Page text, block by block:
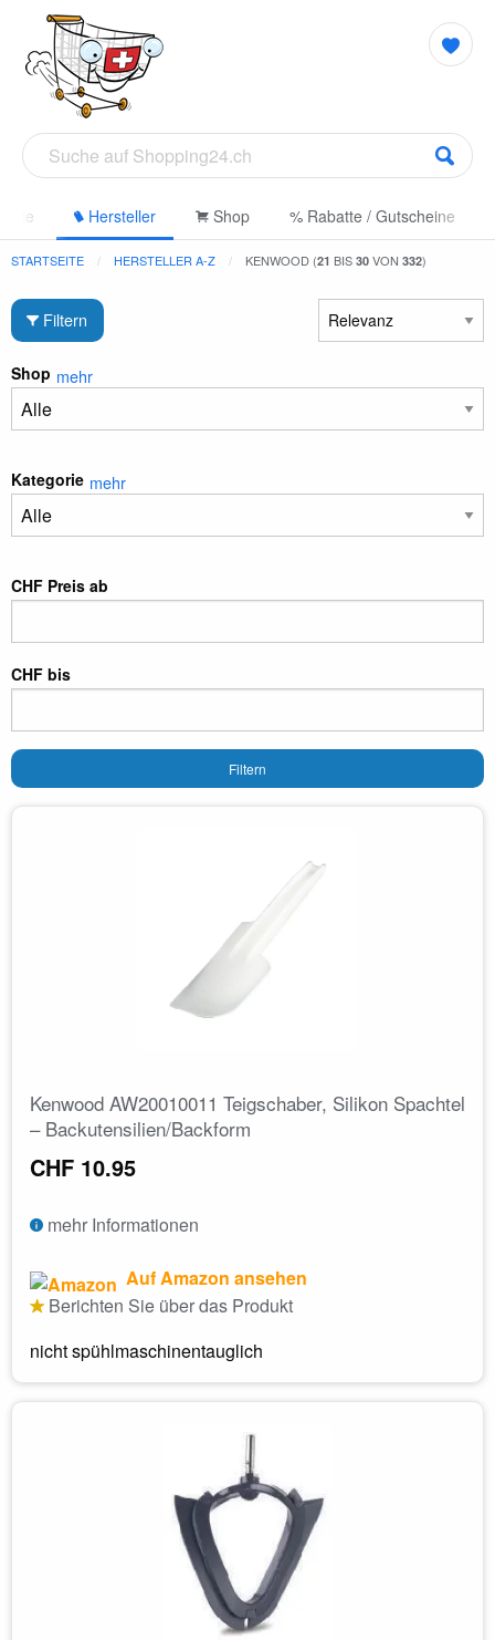
Hersteller Shop % Rabatte / Gutscheine
STARTSEITE HERSTELLER A-Z KENWOOD (21 BIS 30 VON 332)
Filtern
Shop mehr
Kategorie mehr
CHF Preis ab
CHF bis
Filtern
Kenwood AW20010011 Teigschaber, Silikon Spachtel
– Backutensilien/Backform
CHF 10.95
mehr Informationen
Auf Amazon ansehen
Berichten Sie über das Produkt
nicht spühlmaschinentauglich